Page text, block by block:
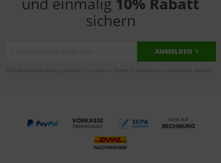
sichern
ANMELDEN
Der Newsletter kann jederzeit hier oder in Ihrem Kundenkonto abbestellt werden.